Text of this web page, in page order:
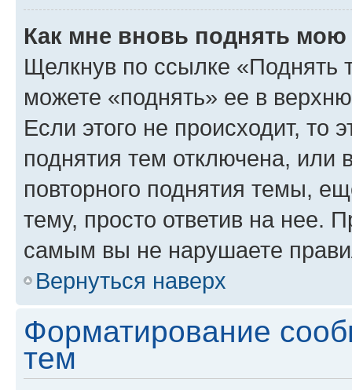
Как мне вновь поднять мою
Щелкнув по ссылке «Поднять
можете «поднять» ее в
Если этого не происходит, то
поднятия тем отключена, или
повторного поднятия темы,
тему, просто ответив на нее.
самым вы не нарушаете
Вернуться наверх
Форматирование
тем